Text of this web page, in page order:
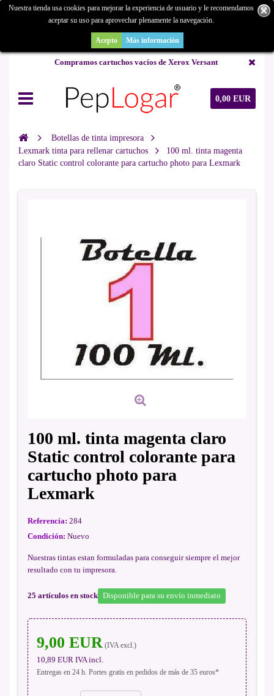
¿Buscas un repuesto de copiadora o buscas una de ocasión y no la
encuentras? Consúltanos.
Compramos cartuchos vacíos de Xerox Versant
0,00 EUR
Nuestra tienda usa cookies para mejorar la experiencia de usuario y le recomendamos
aceptar su uso para aprovechar plenamente la navegación.
Acepto Más información
Botellas de tinta impresora
Lexmark tinta para rellenar cartuchos
100 ml. tinta magenta
claro Static control colorante para cartucho photo para Lexmark
100 ml. tinta magenta claro
Static control colorante para
cartucho photo para
Lexmark
Referencia: 284
Condición: Nuevo
Nuestras tintas estan formuladas para conseguir siempre el mejor
resultado con tu impresora.
25 artículos en stock Disponible para su envío inmediato
9,00 EUR (IVA excl.)
10,89 EUR IVA incl.
Entregas en 24 h. Portes gratis en pedidos de más de 35 euros*